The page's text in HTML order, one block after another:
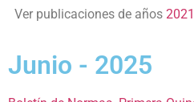
Ver publicaciones de años 2021
Junio - 2025